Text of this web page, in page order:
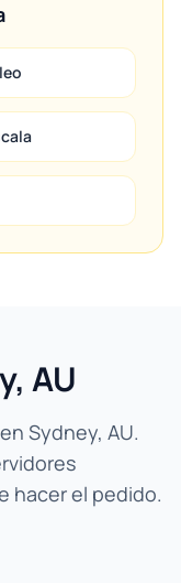
AU
Sydney, AU.
hacer el pedido.